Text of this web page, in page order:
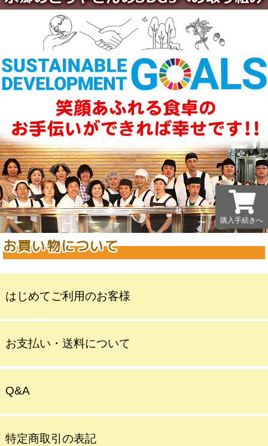
購入手続きへ
お買い物について
はじめてご利用のお客様
お支払い・送料について
Q&A
特定商取引の表記
購入手続きへ